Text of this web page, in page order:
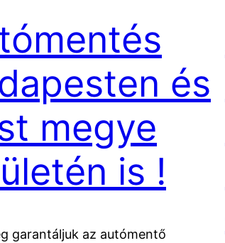
és
megye
is !
garantáljuk az autómentő